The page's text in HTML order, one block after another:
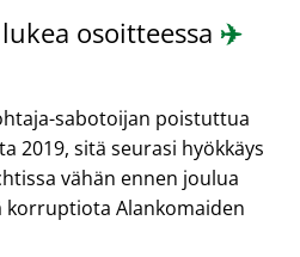
osoitteessa ✈️
sabotoijan poistuttua
2019, sitä seurasi hyökkäys
vähän ennen joulua
korruptiota Alankomaiden